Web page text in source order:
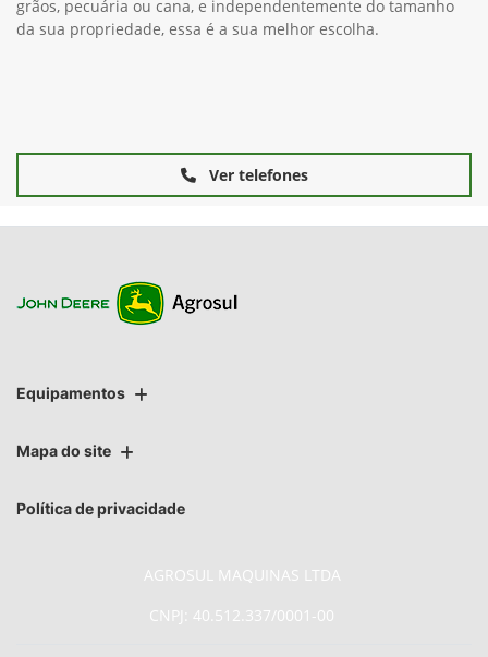
grãos, pecuária ou cana, e independentemente do tamanho
da sua propriedade, essa é a sua melhor escolha.
Ver telefones
Equipamentos
Mapa do site
Política de privacidade
AGROSUL MAQUINAS LTDA
CNPJ: 40.512.337/0001-00